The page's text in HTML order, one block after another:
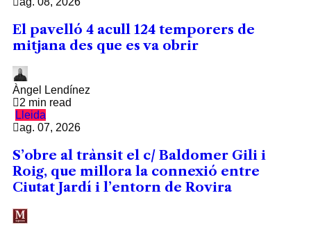
El pavelló 4 acull 124 temporers de
mitjana des que es va obrir
Àngel Lendínez
2 min read
Lleida
ag. 07, 2026
S’obre al trànsit el c/ Baldomer Gili i
Roig, que millora la connexió entre
Ciutat Jardí i l’entorn de Rovira